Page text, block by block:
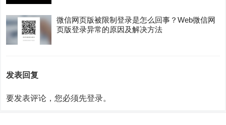
微信网页版被限制登录是怎么回事？Web微信网
页版登录异常的原因及解决方法
发表回复
要发表评论，您必须先登录。